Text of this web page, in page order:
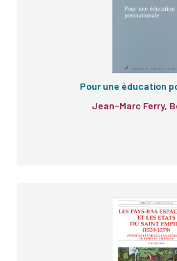
Pour une éducation
Jean-Marc Ferry,